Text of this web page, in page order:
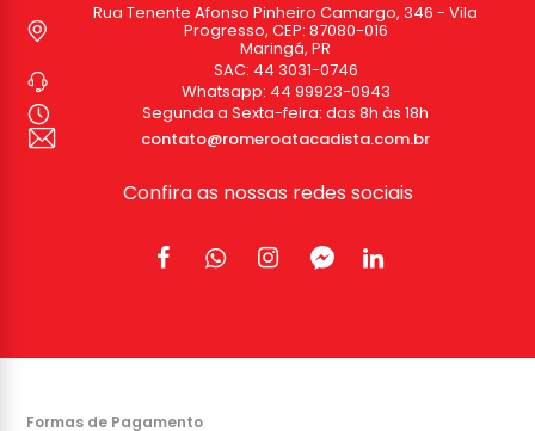
Rua Tenente Afonso Pinheiro Camargo, 346 - Vila
Progresso, CEP: 87080-016
Maringá, PR
SAC: 44 3031-0746
Whatsapp: 44 99923-0943
Segunda a Sexta-feira: das 8h às 18h
contato@romeroatacadista.com.br
Confira as nossas redes sociais
Formas de Pagamento